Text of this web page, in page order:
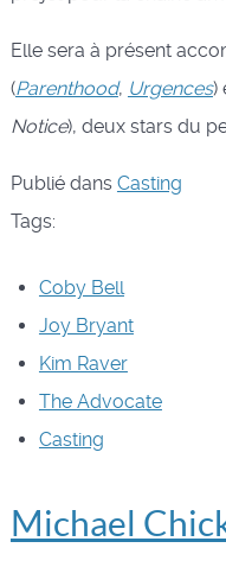
Elle sera à présent
(Parenthood, Urgences)
Notice), deux stars du
Publié dans Casting
Tags:
Coby Bell
Joy Bryant
Kim Raver
The Advocate
Casting
Michael